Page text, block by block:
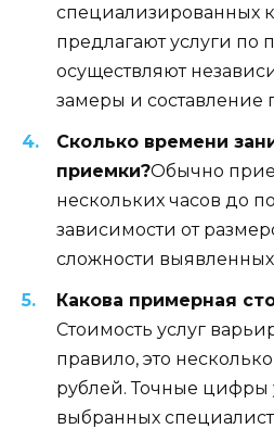
специализированных
предлагают услуги
осуществляют
замеры и составление
Сколько времени
приемки?Обычно
нескольких часов до
зависимости от
сложности выявленных
Какова примерная
Стоимость услуг
правило, это
рублей. Точные цифры
выбранных